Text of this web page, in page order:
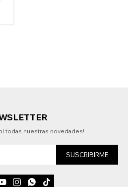
todas nuestras novedades!
SUSCRIBIRME
  